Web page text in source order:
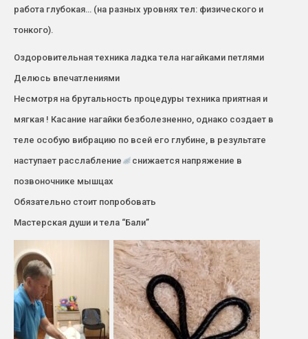
работа глубокая… (на разных уровнях тел: физического и
тонкого).
Оздоровительная техника ладка тела нагайками петлями
Делюсь впечатлениями
Несмотря на брутальность процедуры техника приятная и
мягкая ! Касание нагайки безболезненно, однако создает в
теле особую вибрацию по всей его глубине, в результате
наступает расслабление
снижается напряжение в
позвоночнике мышцах
Обязательно стоит попробовать
Мастерская души и тела “Бали”